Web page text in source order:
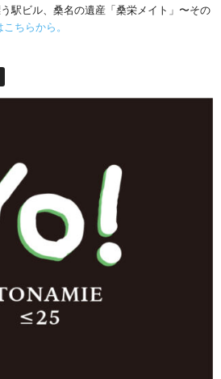
駅ビル、桑名の遺産「桑栄メイト」〜その
ちらから。